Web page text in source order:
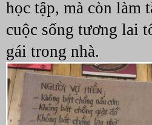
học tập, mà còn làm
cuộc sống tương lai
gái trong nhà.